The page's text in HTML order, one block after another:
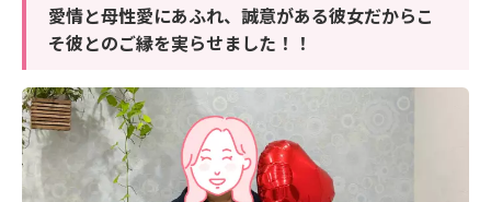
愛情と母性愛にあふれ、誠意がある彼女だからこ
そ彼とのご縁を実らせました！！